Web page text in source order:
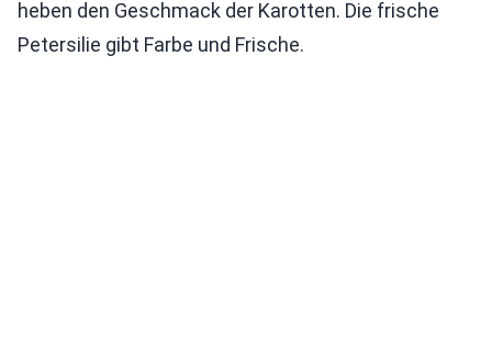
heben den Geschmack der Karotten. Die frische
Petersilie gibt Farbe und Frische.